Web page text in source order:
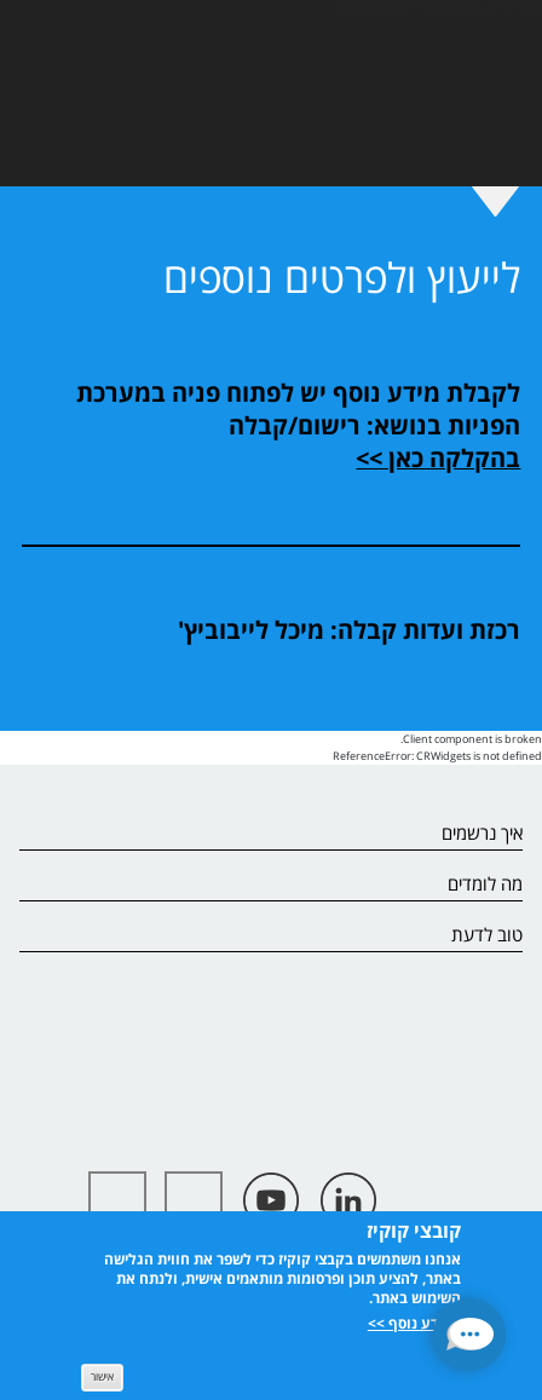
קובצי קוקיז
אנחנו משתמשים בקבצי קוקיז כדי לשפר את חווית הגלישה
באתר, להציע תוכן ופרסומות מותאמים אישית, ולנתח את
השימוש באתר.
למידע נוסף >>
אישור
לייעוץ ולפרטים נוספים
לקבלת מידע נוסף יש לפתוח פניה במערכת
הפניות בנושא: רישום/קבלה
בהקלקה כאן >>
רכזת ועדות קבלה: מיכל לייבוביץ'
Client component is broken.
ReferenceError: CRWidgets is not defined
איך נרשמים
מה לומדים
טוב לדעת